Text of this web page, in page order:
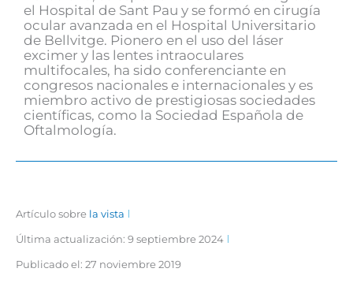
el Hospital de Sant Pau y se formó en cirugía
ocular avanzada en el Hospital Universitario
de Bellvitge. Pionero en el uso del láser
excimer y las lentes intraoculares
multifocales, ha sido conferenciante en
congresos nacionales e internacionales y es
miembro activo de prestigiosas sociedades
científicas, como la Sociedad Española de
Oftalmología.
Artículo sobre la vista
Última actualización: 9 septiembre 2024
Publicado el: 27 noviembre 2019